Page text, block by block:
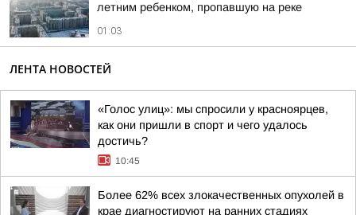
летним ребенком, пропавшую на реке
01:03
ЛЕНТА НОВОСТЕЙ
«Голос улиц»: мы спросили у красноярцев,
как они пришли в спорт и чего удалось
достичь?
10:45
Более 62% всех злокачественных опухолей в
крае диагностируют на ранних стадиях